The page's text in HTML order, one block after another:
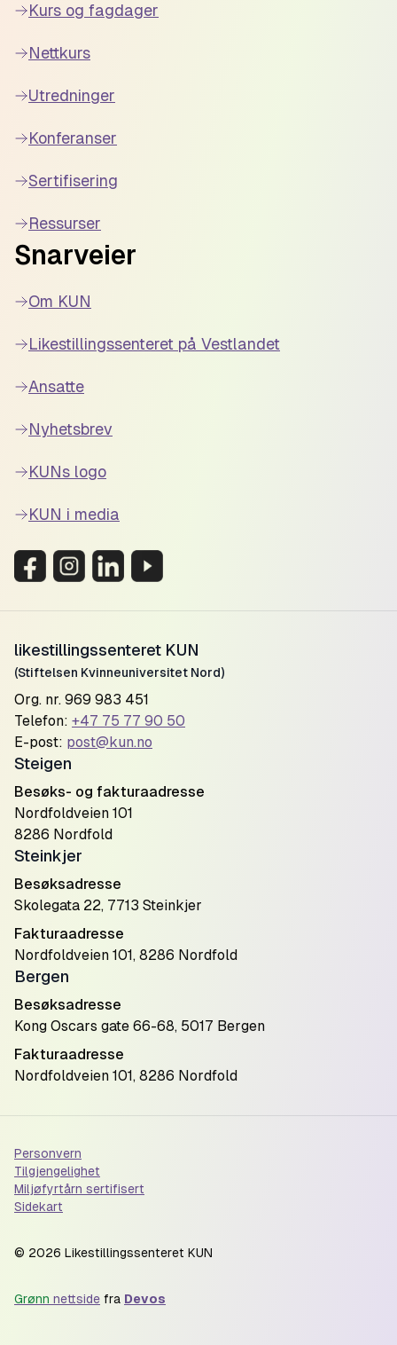
Kurs og fagdager
Nettkurs
Utredninger
Konferanser
Sertifisering
Ressurser
Snarveier
Om KUN
Likestillingssenteret på Vestlandet
Ansatte
Nyhetsbrev
KUNs logo
KUN i media
likestillingssenteret KUN
(Stiftelsen Kvinneuniversitet Nord)
Org. nr. 969 983 451
Telefon: +47 75 77 90 50
E-post: post@kun.no
Steigen
Besøks- og fakturaadresse
Nordfoldveien 101
8286 Nordfold
Steinkjer
Besøksadresse
Skolegata 22, 7713 Steinkjer
Fakturaadresse
Nordfoldveien 101, 8286 Nordfold
Bergen
Besøksadresse
Kong Oscars gate 66-68, 5017 Bergen
Fakturaadresse
Nordfoldveien 101, 8286 Nordfold
Personvern
Tilgjengelighet
Miljøfyrtårn sertifisert
Sidekart
© 2026 Likestillingssenteret KUN
Grønn nettside fra Devos